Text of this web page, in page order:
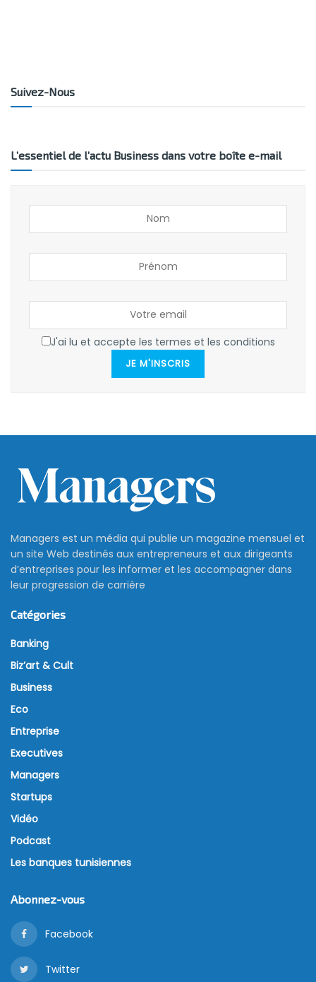
Suivez-Nous
L’essentiel de l’actu Business dans votre boîte e-mail
J'ai lu et accepte les termes et les conditions
JE M'INSCRIS
Managers est un média qui publie un magazine mensuel et
un site Web destinés aux entrepreneurs et aux dirigeants
d’entreprises pour les informer et les accompagner dans
leur progression de carrière
Catégories
Banking
Biz’art & Cult
Business
Eco
Entreprise
Executives
Managers
Startups
Vidéo
Podcast
Les banques tunisiennes
Abonnez-vous
Facebook
Twitter